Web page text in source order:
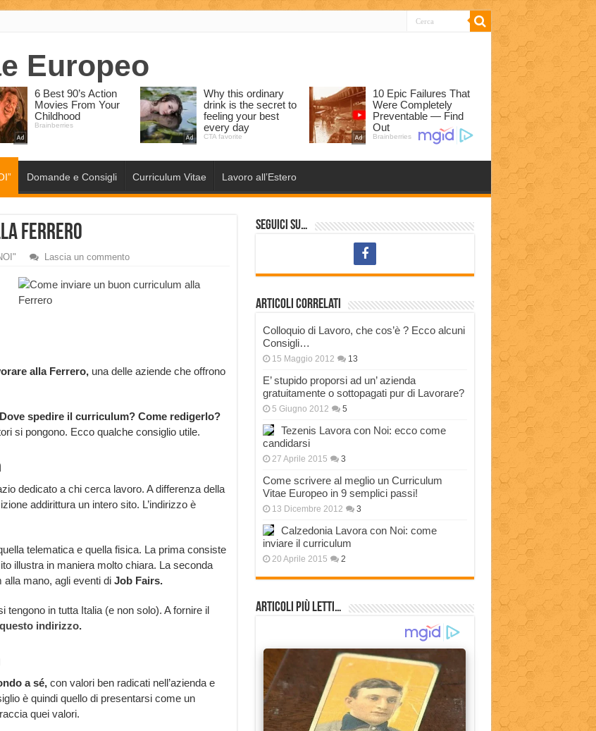
Domande e Consigli Curriculum Vitae Lavoro all’Estero
Ferrero
Lascia un commento
alla Ferrero,una delle aziende che offrono
Dove spedire il curriculum? Come redigerlo?
si pongono. Ecco qualche consiglio utile.
dedicato a chi cerca lavoro. A differenza della
addirittura un intero sito. L’indirizzo è
telematica e quella fisica. La prima consiste
illustra in maniera molto chiara. La seconda
mano, agli eventi di Job Fairs.
in tutta Italia (e non solo). A fornire il
indirizzo.
a sé,con valori ben radicati nell’azienda e
è quindi quello di presentarsi come un
quei valori.
Seguici su…
Articoli correlati
Colloquio di Lavoro, che cos’è ? Ecco alcuni
Consigli…
15 Maggio 2012 13
E’ stupido proporsi ad un’ azienda
gratuitamente o sottopagati pur di Lavorare?
5 Giugno 2012 5
Tezenis Lavora con Noi: ecco come
candidarsi
27 Aprile 2015 3
Come scrivere al meglio un Curriculum
Vitae Europeo in 9 semplici passi!
13 Dicembre 2012 3
Calzedonia Lavora con Noi: come
inviare il curriculum
20 Aprile 2015 2
Articoli più Letti…